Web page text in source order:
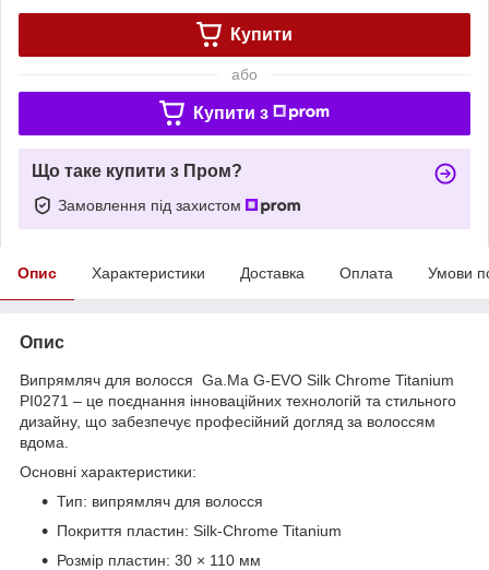
Купити
або
Купити з
Що таке купити з Пром?
Замовлення під захистом
Опис Характеристики Доставка Оплата Умови
Опис
Випрямляч для волосся Ga.Ma G-EVO Silk Chrome Titanium
PI0271 – це поєднання інноваційних технологій та стильного
дизайну, що забезпечує професійний догляд за волоссям
вдома.
Основні характеристики:
Тип: випрямляч для волосся
Покриття пластин: Silk-Chrome Titanium
Розмір пластин: 30 × 110 мм